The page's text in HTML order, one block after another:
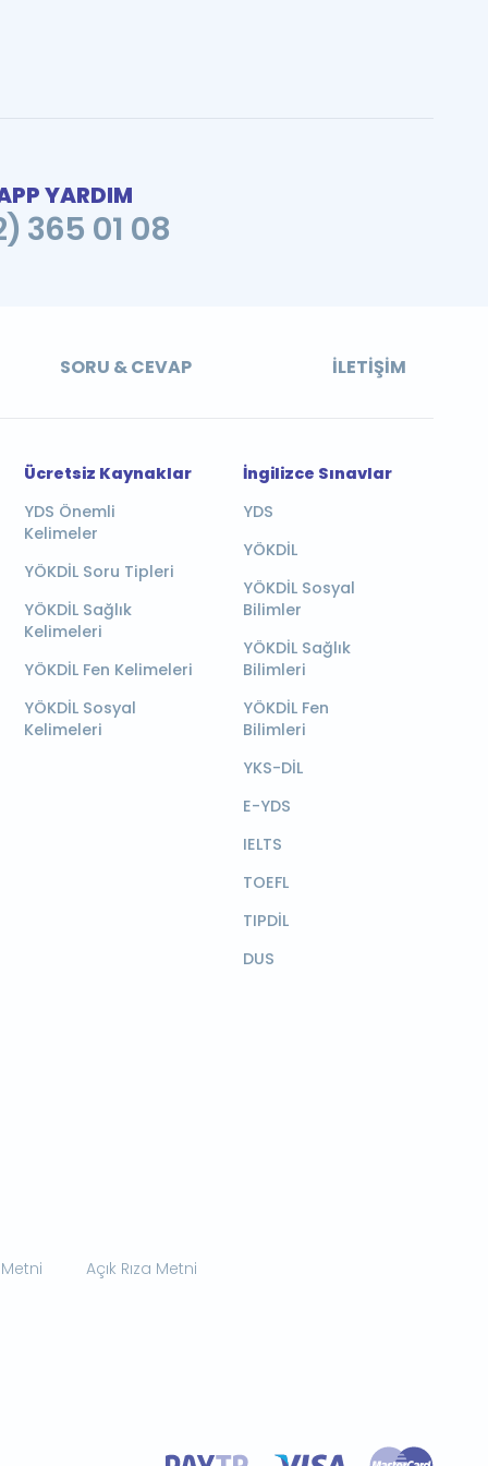
YARDIM
365 01 08
SORU & CEVAP İLETIŞIM
Ücretsiz Kaynaklar
YDS Önemli
Kelimeler
YÖKDİL Soru Tipleri
YÖKDİL Sağlık
Kelimeleri
YÖKDİL Fen Kelimeleri
YÖKDİL Sosyal
Kelimeleri
İngilizce Sınavlar
YDS
YÖKDİL
YÖKDİL Sosyal
Bilimler
YÖKDİL Sağlık
Bilimleri
YÖKDİL Fen
Bilimleri
YKS-DİL
E-YDS
IELTS
TOEFL
TIPDİL
DUS
Açık Rıza Metni